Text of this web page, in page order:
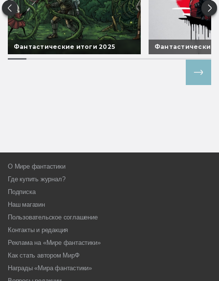
Фантастические итоги 2025 Фантастические
О Мире фантастики
Где купить журнал?
Подписка
Наш магазин
Пользовательское соглашение
Контакты и редакция
Реклама на «Мире фантастики»
Как стать автором МирФ
Награды «Мира фантастики»